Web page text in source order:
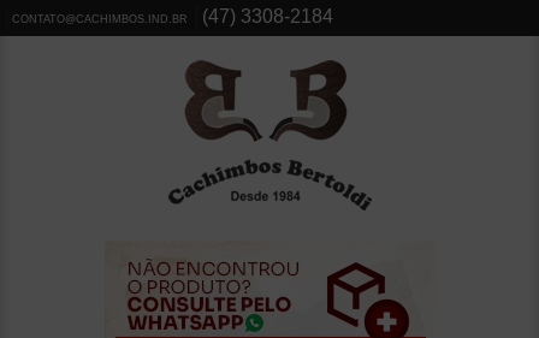
CONTATO@CACHIMBOS.IND.BR (47) 3308-2184